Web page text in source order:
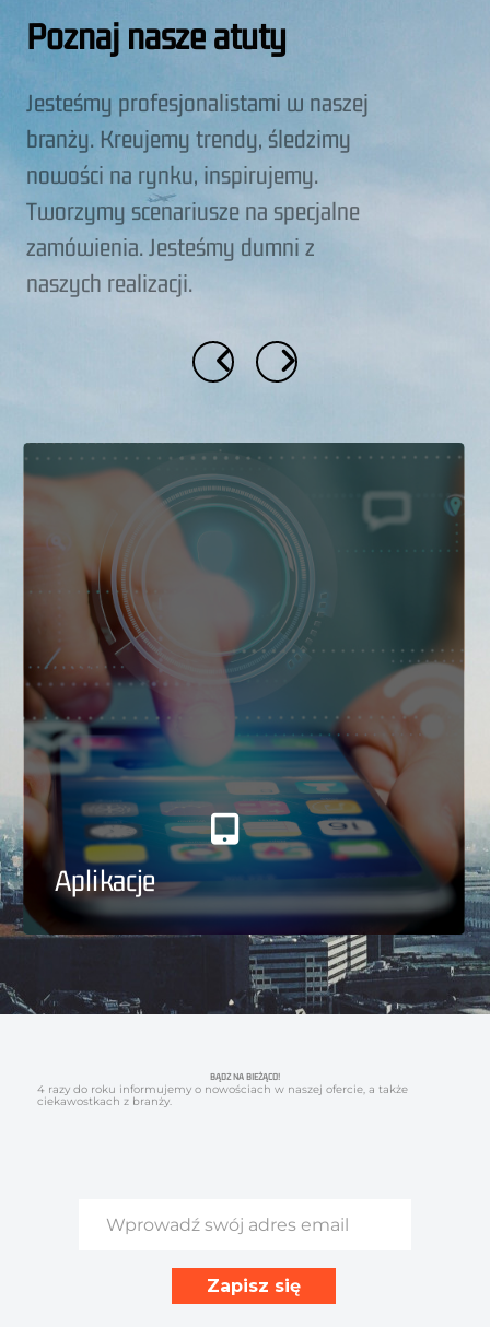
Poznaj nasze atuty
Jesteśmy profesjonalistami w naszej
branży. Kreujemy trendy, śledzimy
nowości na rynku, inspirujemy.
Tworzymy scenariusze na specjalne
zamówienia. Jesteśmy dumni z
naszych realizacji.
Aplikacje
BĄDŹ NA BIEŻĄCO!
4 razy do roku informujemy o nowościach w naszej ofercie, a także
ciekawostkach z branży.